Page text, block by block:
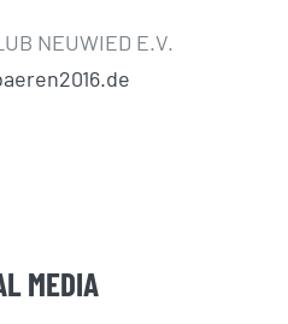
NEUWIED E.V.
MEDIA